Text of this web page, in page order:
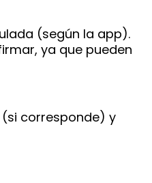
(según la app).
ya que pueden
corresponde) y